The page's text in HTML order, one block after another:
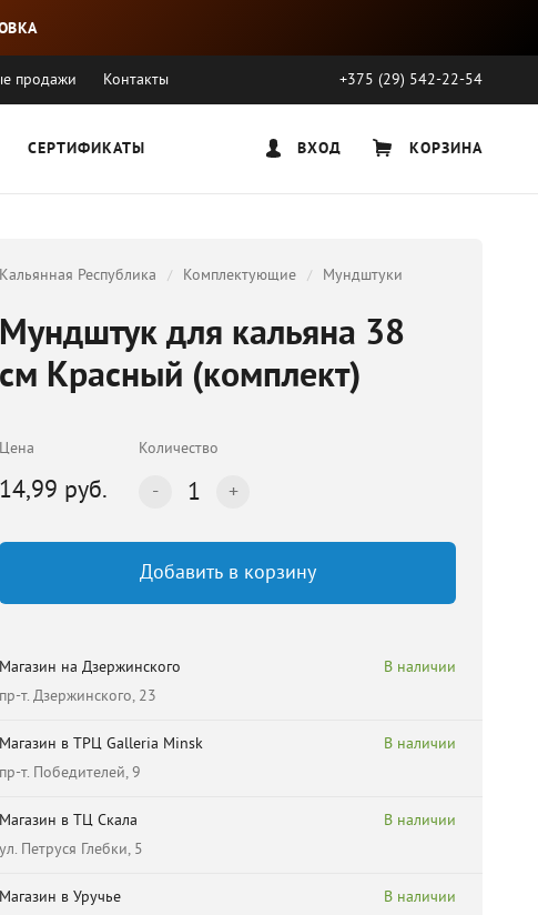
продажи Контакты +375 (29) 542-22-54
СЕРТИФИКАТЫ ВХОД КОРЗИНА
Кальянная Республика Комплектующие Мундштуки
Мундштук для кальяна 38
см Красный (комплект)
Цена
14,99 руб.
Количество
1
Добавить в корзину
Магазин на Дзержинского
пр-т. Дзержинского, 23
В наличии
Магазин в ТРЦ Galleria Minsk
пр-т. Победителей, 9
В наличии
Магазин в ТЦ Скала
ул. Петруся Глебки, 5
В наличии
Магазин в Уручье
В наличии